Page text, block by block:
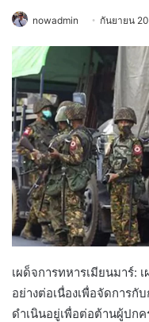
nowadmin กันยายน
เผด็จการทหารเมียนมาร์:
อย่างต่อเนื่องเพื่อจัดการกั
ดำเนินอยู่เพื่อต่อต้านผู้ปกค